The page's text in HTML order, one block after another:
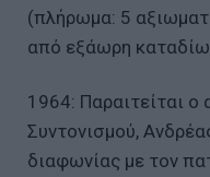
(πλήρωμα: 5
από εξάωρη
1964: Παραιτείται
Συντονισμού,
διαφωνίας με τον